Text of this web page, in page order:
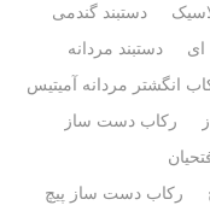
دستبند گندمی
ای
دستبند مردانه
انگشتر مردانه آمیتیس
رکاب دست ساز
رکاب دست ساز پیچ